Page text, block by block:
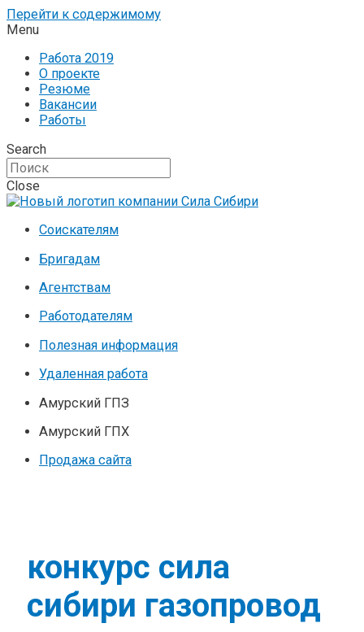
Перейти к содержимому
Menu
Работа 2019
О проекте
Резюме
Вакансии
Работы
Search
Close
Соискателям
Бригадам
Агентствам
Работодателям
Полезная информация
Удаленная работа
Амурский ГПЗ
Амурский ГПХ
Продажа сайта
конкурс сила
сибири газопровод